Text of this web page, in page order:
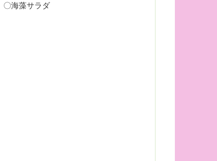
海藻サラダ